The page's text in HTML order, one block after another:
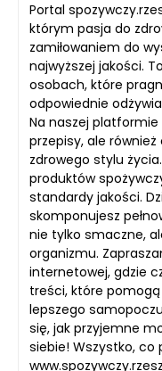
Portal
którym pasja do
zamiłowaniem do
najwyższej jakości.
osobach, które
odpowiednie
Na naszej
przepisy, ale
zdrowego stylu
produktów
standardy jakości.
skomponujesz
nie tylko smaczne,
organizmu.
internetowej, gdzie
treści, które
lepszego
się, jak przyjemne
siebie! Wszystko, co